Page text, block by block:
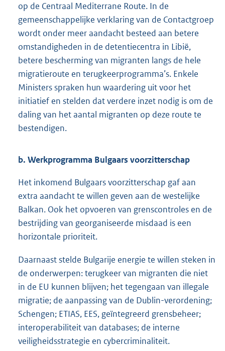
op de Centraal Mediterrane Route. In de
gemeenschappelijke verklaring van de Contactgroep
wordt onder meer aandacht besteed aan betere
omstandigheden in de detentiecentra in Libië,
betere bescherming van migranten langs de hele
migratieroute en terugkeerprogramma’s. Enkele
Ministers spraken hun waardering uit voor het
initiatief en stelden dat verdere inzet nodig is om de
daling van het aantal migranten op deze route te
bestendigen.
b. Werkprogramma Bulgaars voorzitterschap
Het inkomend Bulgaars voorzitterschap gaf aan
extra aandacht te willen geven aan de westelijke
Balkan. Ook het opvoeren van grenscontroles en de
bestrijding van georganiseerde misdaad is een
horizontale prioriteit.
Daarnaast stelde Bulgarije energie te willen steken in
de onderwerpen: terugkeer van migranten die niet
in de EU kunnen blijven; het tegengaan van illegale
migratie; de aanpassing van de Dublin-verordening;
Schengen; ETIAS, EES, geïntegreerd grensbeheer;
interoperabiliteit van databases; de interne
veiligheidsstrategie en cybercriminaliteit.